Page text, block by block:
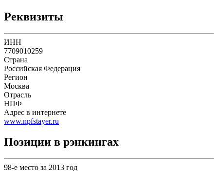
Реквизиты
ИНН
7709010259
Страна
Российская Федерация
Регион
Москва
Отрасль
НПФ
Адрес в интернете
www.npfstayer.ru
Позиции в рэнкингах
98-е место за 2013 год